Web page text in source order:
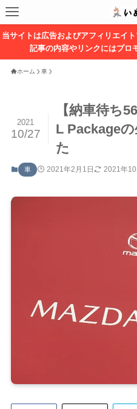
当サイトは広告およびアフィリエイ
記事の内容やリンクにはプロ
ホーム 車
【納車待ち
L Package
た
2021
10/27
車 2021年2月1日 2021年10